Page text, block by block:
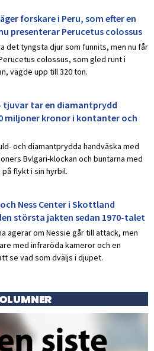
forskare i Peru, som efter en
presenterar Perucetus colossus
det tyngsta djur som funnits, men nu får
colossus, som gled runt i
vägde upp till 320 ton.
tjuvar tar en diamantprydd
miljoner kronor i kontanter och
och diamantprydda handväska med
Bvlgari-klockan och buntarna med
på flykt i sin hyrbil.
Ness Center i Skottland
största jakten sedan 1970-talet
agerar om Nessie går till attack, men
med infraröda kameror och en
se vad som dväljs i djupet.